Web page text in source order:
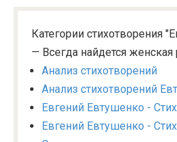
Категории стихотворения
— Всегда найдется женская
Анализ стихотворений
Анализ стихотворений
Евгений Евтушенко -
Евгений Евтушенко -